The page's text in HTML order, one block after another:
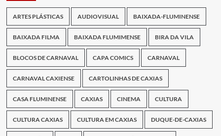
ARTES PLÁSTICAS AUDIOVISUAL BAIXADA-FLUMINENSE
BAIXADA FILMA BAIXADA FLUMIMENSE BIRA DA VILA
BLOCOS DE CARNAVAL CAPA COMICS CARNAVAL
CARNAVAL CAXIENSE CARTOLINHAS DE CAXIAS
CASA FLUMINENSE CAXIAS CINEMA CULTURA
CULTURA CAXIAS CULTURA EM CAXIAS DUQUE-DE-CAXIAS